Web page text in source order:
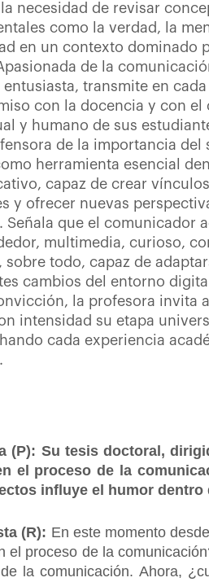
necesidad de revisar
como la verdad, la
en un contexto dominado
de la
entusiasta, transmite en
con la docencia y con el
y humano de sus
de la importancia del
herramienta esencial
capaz de crear
y ofrecer nuevas
Señala que el comunicador
multimedia, curioso,
sobre todo, capaz de
cambios del entorno
la profesora invita
intensidad su etapa
cada experiencia
(P): Su tesis doctoral,
el proceso de la
influye el humor
(R): En este momento
el proceso de la
la comunicación. Ahora,